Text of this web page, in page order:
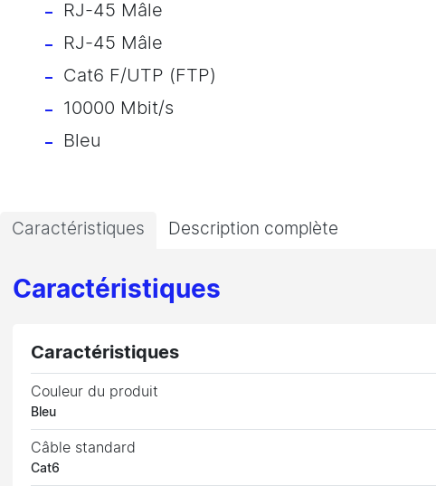
RJ-45 Mâle
RJ-45 Mâle
Cat6 F/UTP (FTP)
10000 Mbit/s
Bleu
Caractéristiques Description complète
Caractéristiques
Caractéristiques
Couleur du produit
Bleu
Câble standard
Cat6